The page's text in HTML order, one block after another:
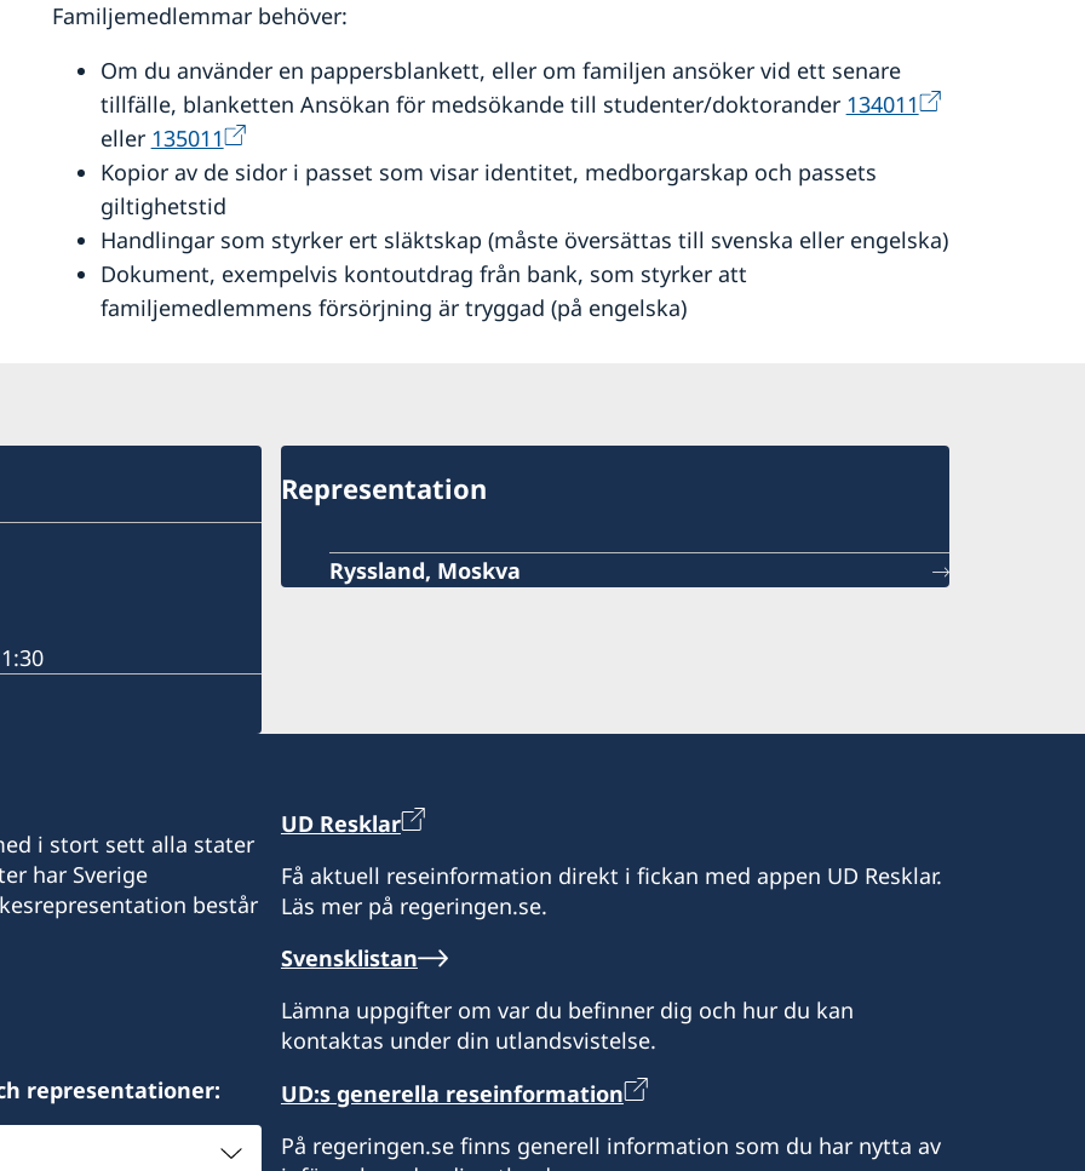
Familjemedlemmar behöver:
Om du använder en pappersblankett, eller om familjen ansöker vid ett senare
tillfälle, blanketten Ansökan för medsökande till studenter/doktorander 134011
eller 135011
Kopior av de sidor i passet som visar identitet, medborgarskap och passets
giltighetstid
Handlingar som styrker ert släktskap (måste översättas till svenska eller engelska)
Dokument, exempelvis kontoutdrag från bank, som styrker att
familjemedlemmens försörjning är tryggad (på engelska)
Representation
Ryssland, Moskva
i stort sett alla stater
har Sverige
består
representationer:
UD Resklar
Få aktuell reseinformation direkt i fickan med appen UD Resklar.
Läs mer på regeringen.se.
Svensklistan
Lämna uppgifter om var du befinner dig och hur du kan
kontaktas under din utlandsvistelse.
UD:s generella reseinformation
På regeringen.se finns generell information som du har nytta av